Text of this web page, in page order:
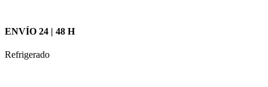
ENVÍO 24 | 48 H
Refrigerado